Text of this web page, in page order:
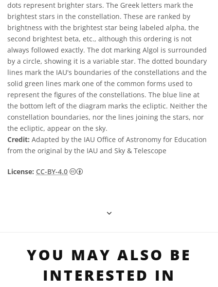
dots represent brighter stars. The Greek letters mark the
brightest stars in the constellation. These are ranked by
brightness with the brightest star being labeled alpha, the
second brightest beta, etc., although this ordering is not
always followed exactly. The dot marking Algol is surrounded
by a circle, showing it is a variable star. The dotted boundary
lines mark the IAU's boundaries of the constellations and the
solid green lines mark one of the common forms used to
represent the figures of the constellations. The blue line at
the bottom left of the diagram marks the ecliptic. Neither the
constellation boundaries, nor the lines joining the stars, nor
the ecliptic, appear on the sky.
Credit: Adapted by the IAU Office of Astronomy for Education
from the original by the IAU and Sky & Telescope
License: CC-BY-4.0 Creative Commons 姓名標示 4.0 國際 (CC
YOU MAY ALSO BE
INTERESTED IN